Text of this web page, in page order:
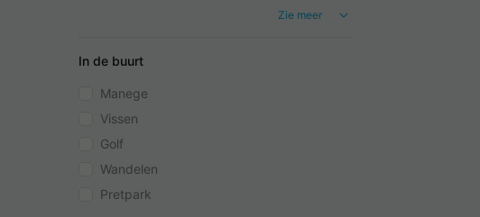
Zie meer
In de buurt
Manege
Vissen
Golf
Wandelen
Pretpark